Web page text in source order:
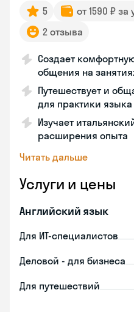
5 от 1590 ₽ за
2 отзыва
Создает
общения на
Путешествует и
для практики языка
Изучает
расширения опыта
Читать дальше
Услуги и цены
Английский язык
Для ИТ-специалистов
Деловой - для бизнеса
Для путешествий